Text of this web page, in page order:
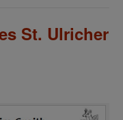
St. Ulricher